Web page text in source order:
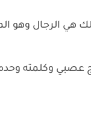
هي الرجال وهو
عصبي وكلمته